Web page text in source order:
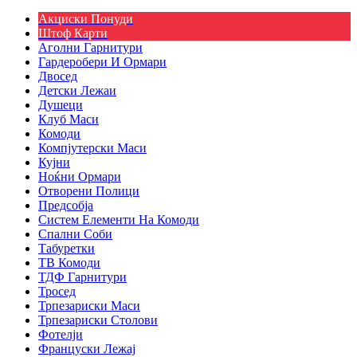
Акциски Понуди
Штоф Карти
Аголни Гарнитури
Гардеробери И Ормари
Двосед
Детски Лежаи
Душеци
Клуб Маси
Комоди
Компјутерски Маси
Кујни
Ноќни Ормари
Отворени Полици
Предсобја
Систем Елементи На Комоди
Спални Соби
Табуретки
ТВ Комоди
ТДФ Гарнитури
Тросед
Трпезариски Маси
Трпезариски Столови
Фотелји
Француски Лежај